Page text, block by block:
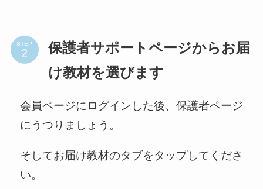
STEP
保護者サポートページからお届
け教材を選びます
会員ページにログインした後、保護者ページ
にうつりましょう。
そしてお届け教材のタブをタップしてくださ
い。